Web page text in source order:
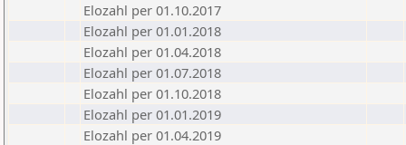
Elozahl per 01.10.2017
Elozahl per 01.01.2018
Elozahl per 01.04.2018
Elozahl per 01.07.2018
Elozahl per 01.10.2018
Elozahl per 01.01.2019
Elozahl per 01.04.2019